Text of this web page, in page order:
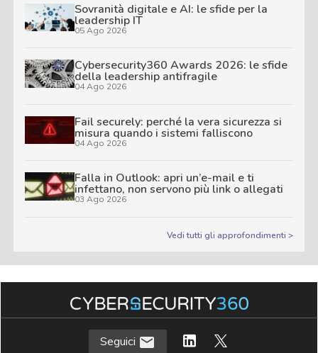
Sovranità digitale e AI: le sfide per la
leadership IT
05 Ago 2026
Cybersecurity360 Awards 2026: le sfide
della leadership antifragile
04 Ago 2026
Fail securely: perché la vera sicurezza si
misura quando i sistemi falliscono
04 Ago 2026
Falla in Outlook: apri un’e-mail e ti
infettano, non servono più link o allegati
03 Ago 2026
Vedi tutti gli approfondimenti >
Seguici